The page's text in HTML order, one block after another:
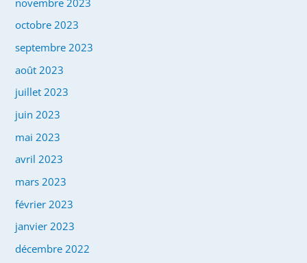
octobre 2023
septembre 2023
août 2023
juillet 2023
juin 2023
mai 2023
avril 2023
mars 2023
février 2023
janvier 2023
décembre 2022